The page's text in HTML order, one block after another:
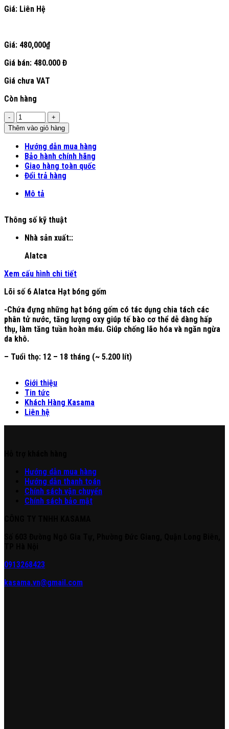
Giá: Liên Hệ
Giá: 480,000₫
Giá bán: 480.000 Đ
Giá chưa VAT
Còn hàng
Số
lượng
Thêm vào giỏ hàng
Hướng dẫn mua hàng
Bảo hành chính hãng
Giao hàng toàn quốc
Đổi trả hàng
Mô tả
Thông số kỹ thuật
Nhà sản xuất::
Alatca
Xem cấu hình chi tiết
Lõi số 6 Alatca Hạt bóng gốm
-Chứa đựng những hạt bóng gốm có tác dụng chia tách các
phân tử nước, tăng lượng oxy giúp tế bào cơ thể dễ dàng hấp
thụ, làm tăng tuần hoàn máu. Giúp chống lão hóa và ngăn ngừa
da khô.
– Tuổi thọ: 12 – 18 tháng (~ 5.200 lít)
Giới thiệu
Tin tức
Khách Hàng Kasama
Liên hệ
Hướng dẫn mua hàng
Hướng dẫn thanh toán
Chính sách vận chuyển
Chính sách bảo mật
0913268423
kasama.vn@gmail.com